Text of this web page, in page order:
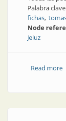
Palabra
fichas
Node
Jeluz
Read more